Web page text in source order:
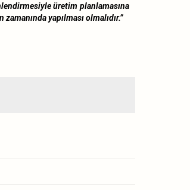
üretim planlamasına
yapılması olmalıdır.”